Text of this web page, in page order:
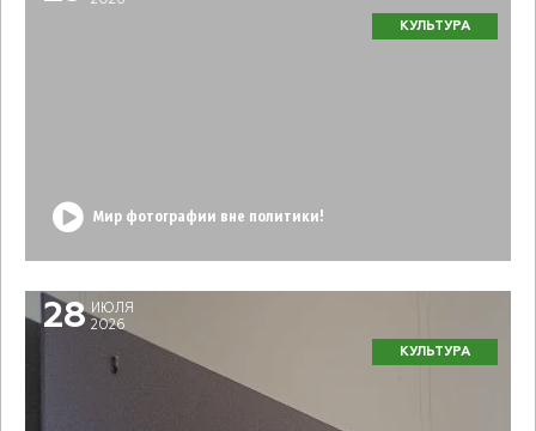
КУЛЬТУРА
Мир фотографии вне политики!
28 ИЮЛЯ
2026
КУЛЬТУРА